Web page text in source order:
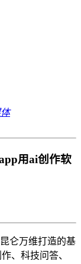
用ai创作软
仑万维打造的基
、科技问答、